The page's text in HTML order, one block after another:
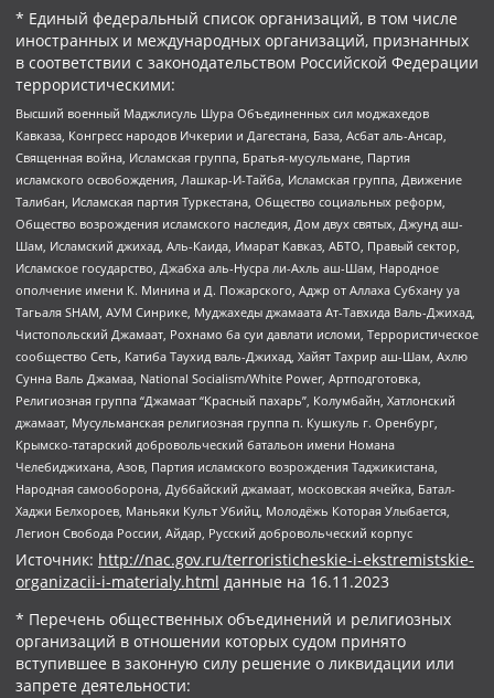
* Единый федеральный список организаций, в том числе
иностранных и международных организаций, признанных
в соответствии с законодательством Российской Федерации
террористическими:
Высший военный Маджлисуль Шура Объединенных сил моджахедов
Кавказа, Конгресс народов Ичкерии и Дагестана, База, Асбат аль-Ансар,
Священная война, Исламская группа, Братья-мусульмане, Партия
исламского освобождения, Лашкар-И-Тайба, Исламская группа, Движение
Талибан, Исламская партия Туркестана, Общество социальных реформ,
Общество возрождения исламского наследия, Дом двух святых, Джунд аш-
Шам, Исламский джихад, Аль-Каида, Имарат Кавказ, АБТО, Правый сектор,
Исламское государство, Джабха аль-Нусра ли-Ахль аш-Шам, Народное
ополчение имени К. Минина и Д. Пожарского, Аджр от Аллаха Субхану уа
Тагьаля SHAM, АУМ Синрике, Муджахеды джамаата Ат-Тавхида Валь-Джихад,
Чистопольский Джамаат, Рохнамо ба суи давлати исломи, Террористическое
сообщество Сеть, Катиба Таухид валь-Джихад, Хайят Тахрир аш-Шам, Ахлю
Сунна Валь Джамаа, National Socialism/White Power, Артподготовка,
Религиозная группа “Джамаат “Красный пахарь”, Колумбайн, Хатлонский
джамаат, Мусульманская религиозная группа п. Кушкуль г. Оренбург,
Крымско-татарский добровольческий батальон имени Номана
Челебиджихана, Азов, Партия исламского возрождения Таджикистана,
Народная самооборона, Дуббайский джамаат, московская ячейка, Батал-
Хаджи Белхороев, Маньяки Культ Убийц, Молодёжь Которая Улыбается,
Легион Свобода России, Айдар, Русский добровольческий корпус
Источник: http://nac.gov.ru/terroristicheskie-i-ekstremistskie-
organizacii-i-materialy.html данные на 16.11.2023
* Перечень общественных объединений и религиозных
организаций в отношении которых судом принято
вступившее в законную силу решение о ликвидации или
запрете деятельности: